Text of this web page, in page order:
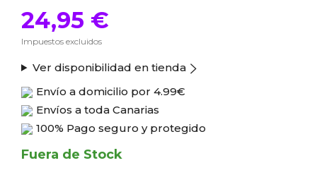
24,95 €
Impuestos excluidos
Ver disponibilidad en tienda
Envío a domicilio por 4.99€
Envíos a toda Canarias
100% Pago seguro y protegido
Fuera de Stock